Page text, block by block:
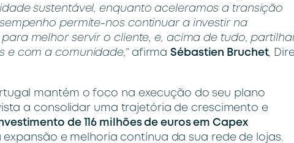
sustentável, enquanto aceleramos a transição
permite-nos continuar a investir na
melhor servir o cliente, e, acima de tudo,
e com a comunidade,”afirmaSébastien Bruchet,
mantém o foco na execução do seu plano
a consolidar uma trajetória de crescimento e
de 116 milhões de euros em Capex
expansão e melhoria contínua da sua rede de lojas.